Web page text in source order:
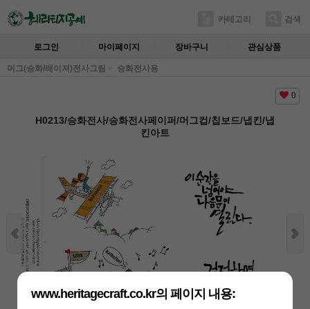
카테고리 검색
로그인 마이페이지 장바구니 관심상품
머그(승화/레이져)전사그림 승화전사용
0
H0213/승화전사/승화전사페이퍼/머그컵/칩보드/냅킨/냅
킨아트
www.heritagecraft.co.kr의 페이지 내용: